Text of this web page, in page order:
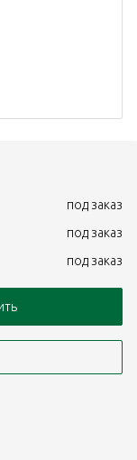
под заказ
под заказ
под заказ